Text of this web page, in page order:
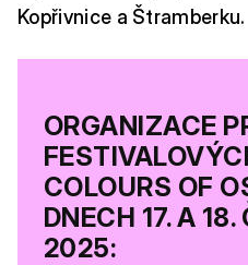
Kopřivnice a Štramberku.
ORGANIZACE
COLOURS OF
DNECH 17. A 18.
2025: